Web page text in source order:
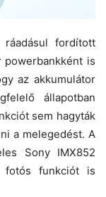
fordított
is
az akkumulátor
állapotban
sem hagyták
a melegedést. A
Sony IMX852
fotós funkciót is